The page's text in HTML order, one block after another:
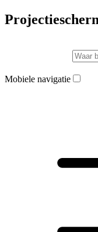
Mobiele navigatie